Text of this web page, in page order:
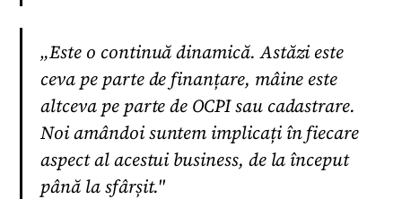
„Este o continuă dinamică. Astăzi este
ceva pe parte de finanțare, mâine este
altceva pe parte de OCPI sau cadastrare.
Noi amândoi suntem implicați în fiecare
aspect al acestui business, de la început
până la sfârșit."